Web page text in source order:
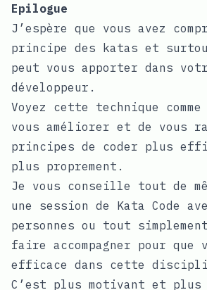
Epilogue
J’espère que vous avez
principe des katas et
peut vous apporter dans
développeur.
Voyez cette technique comme
vous améliorer et de vous
principes de coder plus
plus proprement.
Je vous conseille tout de
une session de Kata Code
personnes ou tout
faire accompagner pour que
efficace dans cette
C’est plus motivant et plus